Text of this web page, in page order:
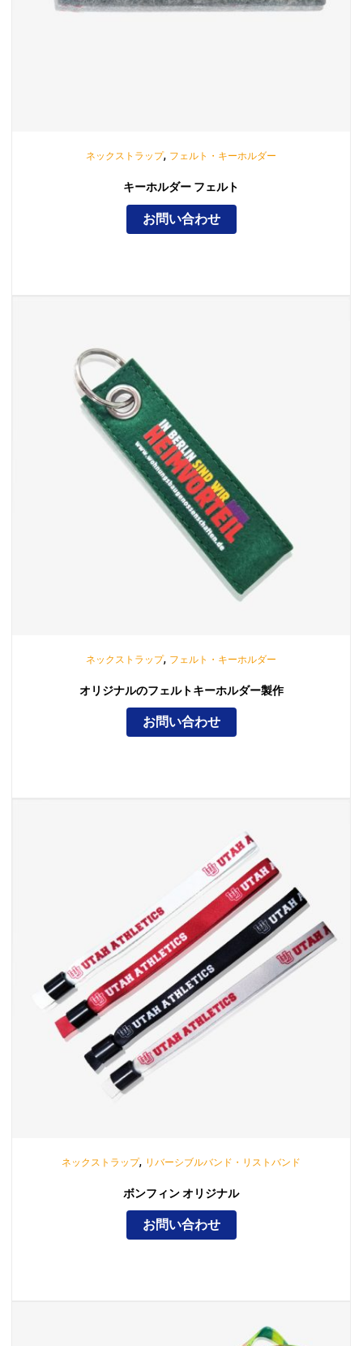
ネックストラップ, フェルト・キーホルダー
キーホルダー フェルト
お問い合わせ
ネックストラップ, フェルト・キーホルダー
オリジナルのフェルトキーホルダー製作
お問い合わせ
ネックストラップ, リバーシブルバンド・リストバンド
ボンフィン オリジナル
お問い合わせ